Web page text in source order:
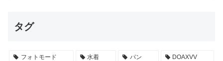
タグ
フォトモード 水着 パン DOAXVV